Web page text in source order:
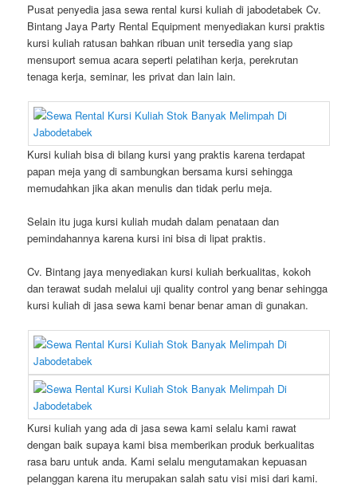
Pusat penyedia jasa sewa rental kursi kuliah di jabodetabek Cv.
Bintang Jaya Party Rental Equipment menyediakan kursi praktis
kursi kuliah ratusan bahkan ribuan unit tersedia yang siap
mensuport semua acara seperti pelatihan kerja, perekrutan
tenaga kerja, seminar, les privat dan lain lain.
Kursi kuliah bisa di bilang kursi yang praktis karena terdapat
papan meja yang di sambungkan bersama kursi sehingga
memudahkan jika akan menulis dan tidak perlu meja.
Selain itu juga kursi kuliah mudah dalam penataan dan
pemindahannya karena kursi ini bisa di lipat praktis.
Cv. Bintang jaya menyediakan kursi kuliah berkualitas, kokoh
dan terawat sudah melalui uji quality control yang benar sehingga
kursi kuliah di jasa sewa kami benar benar aman di gunakan.
Kursi kuliah yang ada di jasa sewa kami selalu kami rawat
dengan baik supaya kami bisa memberikan produk berkualitas
rasa baru untuk anda. Kami selalu mengutamakan kepuasan
pelanggan karena itu merupakan salah satu visi misi dari kami.